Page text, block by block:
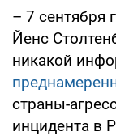
– 7 сентября
Йенс
никакой
страны-
инцидента в